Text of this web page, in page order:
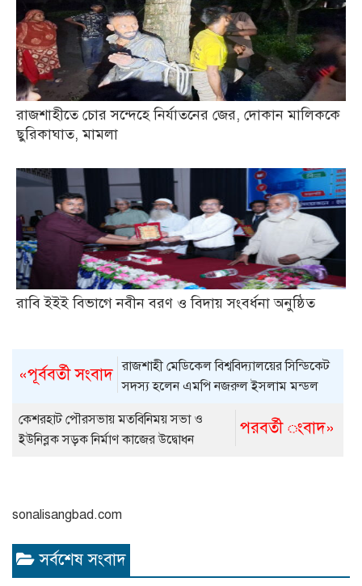
রাজশাহীতে চোর সন্দেহে নির্যাতনের জের, দোকান মালিককে
ছুরিকাঘাত, মামলা
রাবি ইইই বিভাগে নবীন বরণ ও বিদায় সংবর্ধনা অনুষ্ঠিত
«পূর্ববর্তী সংবাদ রাজশাহী মেডিকেল বিশ্ববিদ্যালয়ের সিন্ডিকেট
সদস্য হলেন এমপি নজরুল ইসলাম মন্ডল
পরবর্তী ংবাদ»
কেশরহাট পৌরসভায় মতবিনিময় সভা ও
ইউনিব্লক সড়ক নির্মাণ কাজের উদ্বোধন
sonalisangbad.com
সর্বশেষ সংবাদ